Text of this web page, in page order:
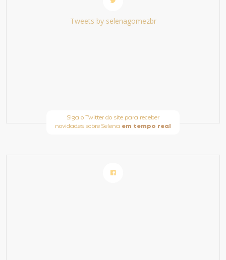
Tweets by selenagomezbr
Siga o Twitter do site para receber
novidades sobre Selena em tempo real